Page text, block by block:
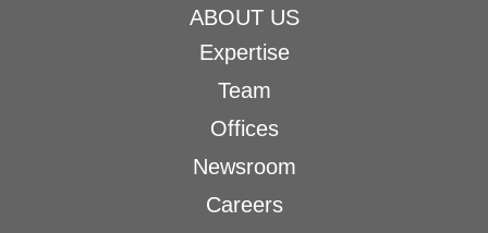
ABOUT US
Expertise
Team
Offices
Newsroom
Careers